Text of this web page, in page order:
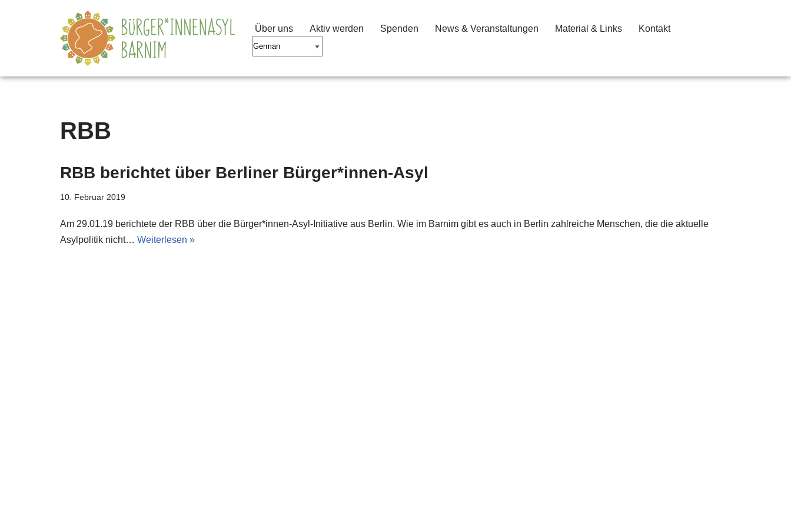
Über uns Aktiv werden Spenden News & Veranstaltungen Material & Links Kontakt
RBB
RBB berichtet über Berliner Bürger*innen-Asyl
10. Februar 2019
Am 29.01.19 berichtete der RBB über die Bürger*innen-Asyl-Initiative aus Berlin. Wie im Barnim gibt es auch in Berlin zahlreiche Menschen, die die aktuelle
Asylpolitik nicht… Weiterlesen »